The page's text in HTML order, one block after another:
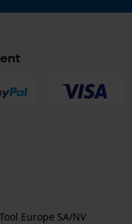
Europe SA/NV
de